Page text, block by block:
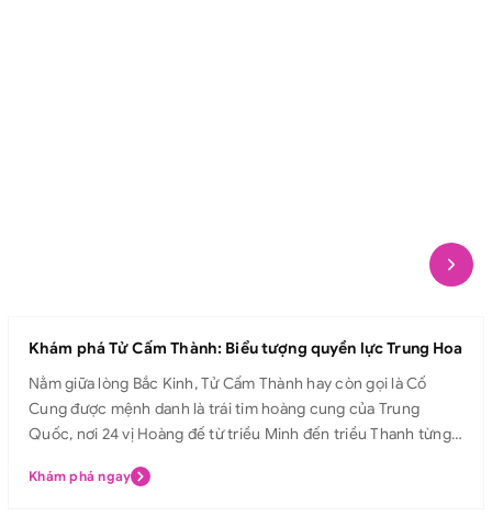
Khám phá Tử Cấm Thành: Biểu tượng quyền lực Trung Hoa
Nằm giữa lòng Bắc Kinh, Tử Cấm Thành hay còn gọi là Cố
Cung được mệnh danh là trái tim hoàng cung của Trung
Quốc, nơi 24 vị Hoàng đế từ triều Minh đến triều Thanh từng
rỡ và các điện cung tráng lệ, Tử Cấm Thành không chỉ là biểu
Khám phá ngay